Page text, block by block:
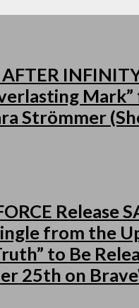
AFTER
Strömmer
Release
from the
to Be
25th on